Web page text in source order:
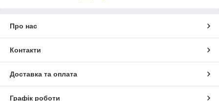
Про нас
Контакти
Доставка та оплата
Графік роботи